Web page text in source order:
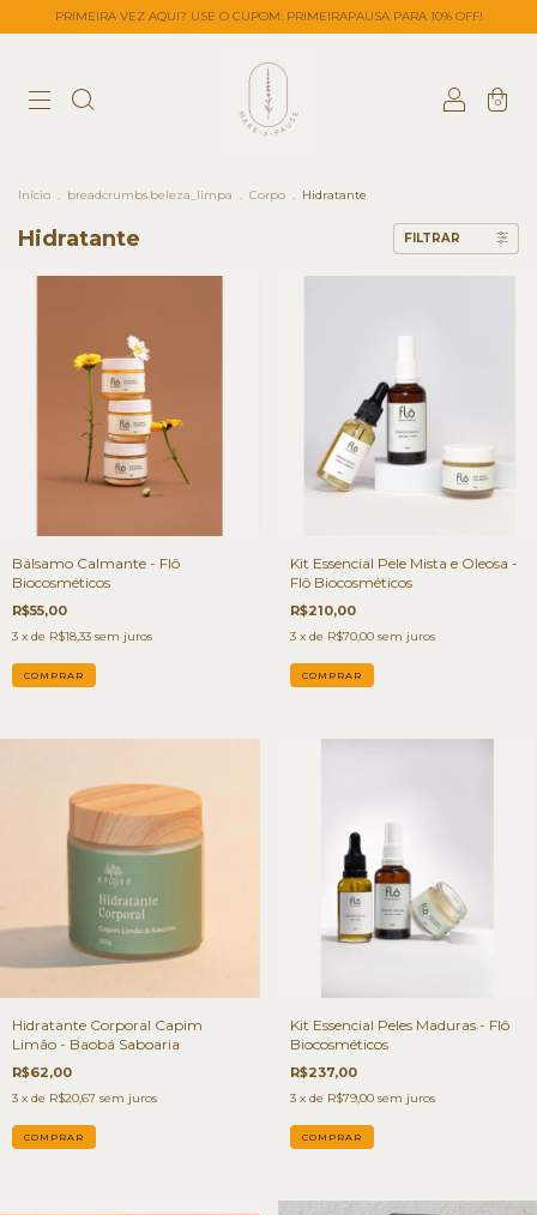
PRIMEIRA VEZ AQUI? USE O CUPOM: PRIMEIRAPAUSA PARA 10% OFF!
0
Início . breadcrumbs.beleza_limpa . Corpo . Hidratante
Hidratante FILTRAR
Bálsamo Calmante - Flô
Biocosméticos
R$55,00
3 x de R$18,33 sem juros
Kit Essencial Pele Mista e Oleosa -
Flô Biocosméticos
R$210,00
3 x de R$70,00 sem juros
Hidratante Corporal Capim
Limão - Baobá Saboaria
R$62,00
3 x de R$20,67 sem juros
Kit Essencial Peles Maduras - Flô
Biocosméticos
R$237,00
3 x de R$79,00 sem juros